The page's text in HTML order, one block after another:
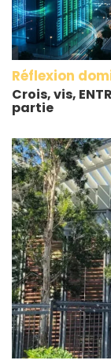
Réflexion
Crois, vis,
partie